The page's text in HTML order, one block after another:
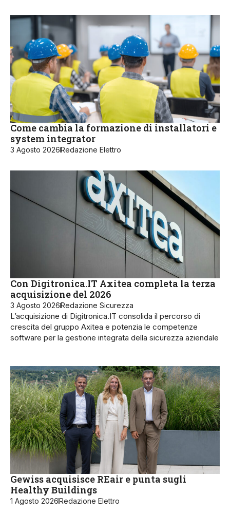
Come cambia la formazione di installatori e
system integrator
3 Agosto 2026 Redazione Elettro
Con Digitronica.IT Axitea completa la terza
acquisizione del 2026
3 Agosto 2026 Redazione Sicurezza
L’acquisizione di Digitronica.IT consolida il percorso di
crescita del gruppo Axitea e potenzia le competenze
software per la gestione integrata della sicurezza aziendale
Gewiss acquisisce REair e punta sugli
Healthy Buildings
1 Agosto 2026Redazione Elettro